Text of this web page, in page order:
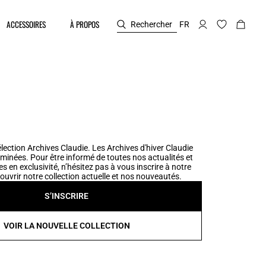
ACCESSOIRES À PROPOS Rechercher FR
Archives Claudie. Les Archives d'hiver Claudie
Pour être informé de toutes nos actualités et
en exclusivité, n’hésitez pas à vous inscrire à notre
notre collection actuelle et nos nouveautés.
S’INSCRIRE
VOIR LA NOUVELLE COLLECTION